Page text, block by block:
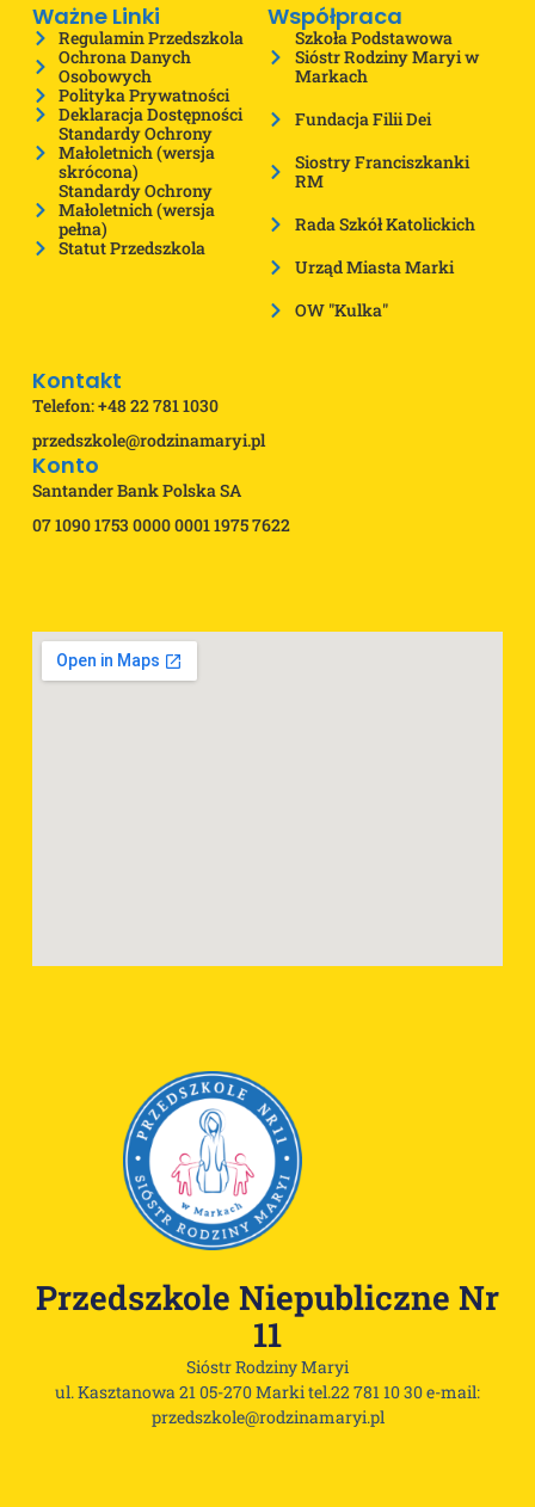
Przedszkole Niepubliczne Nr
11
Sióstr Rodziny Maryi
ul. Kasztanowa 21 05-270 Marki tel.22 781 10 30 e-mail:
przedszkole@rodzinamaryi.pl
Ważne Linki
Regulamin Przedszkola
Ochrona Danych
Osobowych
Polityka Prywatności
Deklaracja Dostępności
Standardy Ochrony
Małoletnich (wersja
skrócona)
Standardy Ochrony
Małoletnich (wersja
pełna)
Statut Przedszkola
Współpraca
Szkoła Podstawowa
Sióstr Rodziny Maryi w
Markach
Fundacja Filii Dei
Siostry Franciszkanki
RM
Rada Szkół Katolickich
Urząd Miasta Marki
OW "Kulka"
Kontakt
Telefon: +48 22 781 1030
przedszkole@rodzinamaryi.pl
Konto
Santander Bank Polska SA
07 1090 1753 0000 0001 1975 7622